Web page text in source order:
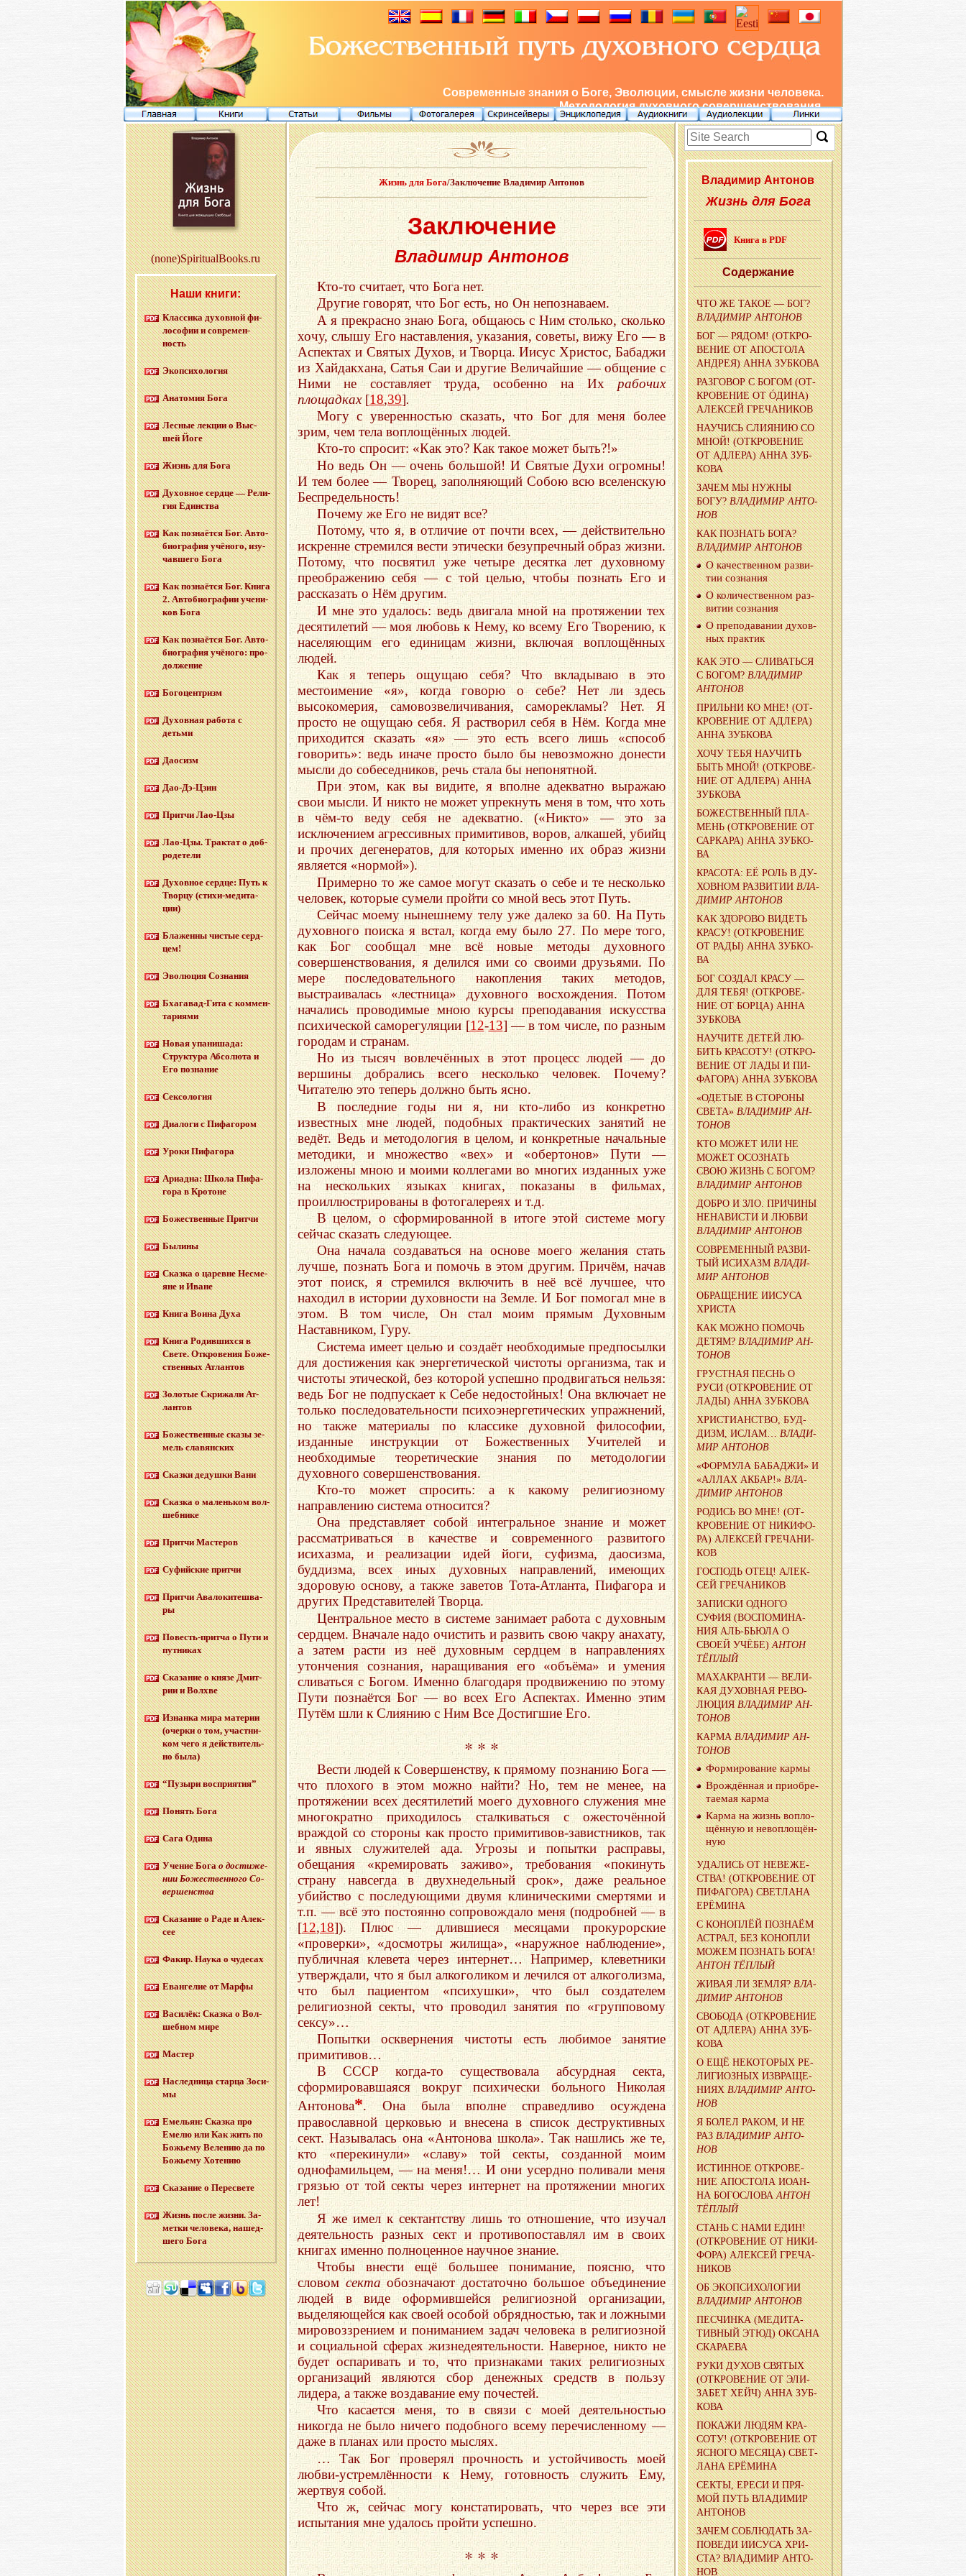
Современные знания о Боге, Эволюции, смысле жизни человека.
Методология духовного совершенствования.
Жизнь для Бога/Заключение Владимир Антонов
Заключение
Владимир Антонов
Кто-то считает, что Бога нет.
Другие говорят, что Бог есть, но Он непознаваем.
А я прекрасно знаю Бога, общаюсь с Ним столько, сколько
хочу, слышу Его наставления, указания, советы, вижу Его — в
Аспектах и Святых Духов, и Творца. Иисус Христос, Бабаджи
из Хайдакхана, Сатья Саи и другие Величайшие — общение с
Ними не составляет труда, особенно на Ихрабочих
площадках[18,39].
Могу с уверенностью сказать, что Бог для меня более
зрим, чем тела воплощённых людей.
Кто-то спросит: «Как это? Как такое может быть?!»
Но ведь Он — очень большой! И Святые Духи огромны!
И тем более — Творец, заполняющий Собою всю вселенскую
Беспредельность!
Почему же Его не видят все?
Потому, что я, в отличие от почти всех, — действительно
искренне стремился вести этически безупречный образ жизни.
Потому, что посвятил уже четыре десятка лет духовному
преображению себя — с той целью, чтобы познать Его и
рассказать о Нём другим.
И мне это удалось: ведь двигала мной на протяжении тех
десятилетий — моя любовь к Нему, ко всему Его Творению, к
населяющим его единицам жизни, включая воплощённых
людей.
Как я теперь ощущаю себя? Что вкладываю в это
местоимение «я», когда говорю о себе? Нет ли здесь
высокомерия, самовозвеличивания, саморекламы? Нет. Я
просто не ощущаю себя. Я растворил себя в Нём. Когда мне
приходится сказать «я» — это есть всего лишь «способ
говорить»: ведь иначе просто было бы невозможно донести
мысли до собеседников, речь стала бы непонятной.
При этом, как вы видите, я вполне адекватно выражаю
свои мысли. И никто не может упрекнуть меня в том, что хоть
в чём-то веду себя не адекватно. («Никто» — это за
исключением агрессивных примитивов, воров, алкашей, убийц
и прочих дегенератов, для которых именно их образ жизни
является «нормой»).
Примерно то же самое могут сказать о себе и те несколько
человек, которые сумели пройти со мной весь этот Путь.
Сейчас моему нынешнему телу уже далеко за 60. На Путь
духовного поиска я встал, когда ему было 27. По мере того,
как Бог сообщал мне всё новые методы духовного
совершенствования, я делился ими со своими друзьями. По
мере последовательного накопления таких методов,
выстраивалась «лестница» духовного восхождения. Потом
начались проводимые мною курсы преподавания искусства
психической саморегуляции [12-13] — в том числе, по разным
городам и странам.
Но из тысяч вовлечённых в этот процесс людей — до
вершины добрались всего несколько человек. Почему?
Читателю это теперь должно быть ясно.
В последние годы ни я, ни кто-либо из конкретно
известных мне людей, подобных практических занятий не
ведёт. Ведь и методология в целом, и конкретные начальные
методики, и множество «вех» и «обертонов» Пути —
изложены мною и моими коллегами во многих изданных уже
на нескольких языках книгах, показаны в фильмах,
проиллюстрированы в фотогалереях и т.д.
В целом, о сформированной в итоге этой системе могу
сейчас сказать следующее.
Она начала создаваться на основе моего желания стать
лучше, познать Бога и помочь в этом другим. Причём, начав
этот поиск, я стремился включить в неё всё лучшее, что
находил в истории духовности на Земле. И Бог помогал мне в
этом. В том числе, Он стал моим прямым Духовным
Наставником, Гуру.
Система имеет целью и создаёт необходимые предпосылки
для достижения как энергетической чистоты организма, так и
чистоты этической, без которой успешно продвигаться нельзя:
ведь Бог не подпускает к Себе недостойных! Она включает не
только последовательности психоэнергетических упражнений,
но также материалы по классике духовной философии,
изданные инструкции от Божественных Учителей и
необходимые теоретические знания по методологии
духовного совершенствования.
Кто-то может спросить: а к какому религиозному
направлению система относится?
Она представляет собой интегральное знание и может
рассматриваться в качестве и современного развитого
исихазма, и реализации идей йоги, суфизма, даосизма,
буддизма, всех иных духовных направлений, имеющих
здоровую основу, а также заветов Тота-Атланта, Пифагора и
других Представителей Творца.
Центральное место в системе занимает работа с духовным
сердцем. Вначале надо очистить и развить свою чакру анахату,
а затем расти из неё духовным сердцем в направлениях
утончения сознания, наращивания его «объёма» и умения
сливаться с Богом. Именно благодаря продвижению по этому
Пути познаётся Бог — во всех Его Аспектах. Именно этим
Путём шли к Слиянию с Ним Все Достигшие Его.
* * *
Вести людей к Совершенству, к прямому познанию Бога —
что плохого в этом можно найти? Но, тем не менее, на
протяжении всех десятилетий моего духовного служения мне
многократно приходилось сталкиваться с ожесточённой
враждой со стороны как просто примитивов-завистников, так
и явных служителей ада. Угрозы и попытки расправы,
обещания «кремировать заживо», требования «покинуть
страну навсегда в двухнедельный срок», даже реальное
убийство с последующими двумя клиническими смертями и
т.п. — всё это постоянно сопровождало меня (подробней — в
[12,18]). Плюс — длившиеся месяцами прокурорские
«проверки», «досмотры жилища», «наружное наблюдение»,
публичная клевета через интернет… Например, клеветники
утверждали, что я был алкоголиком и лечился от алкоголизма,
что был пациентом «психушки», что был создателем
религиозной секты, что проводил занятия по «групповому
сексу»…
Попытки осквернения чистоты есть любимое занятие
примитивов…
В СССР когда-то существовала абсурдная секта,
сформировавшаяся вокруг психически больного Николая
Антонова*. Она была вполне справедливо осуждена
православной церковью и внесена в список деструктивных
сект. Называлась она «Антонова школа». Так нашлись же те,
кто «перекинули» «славу» той секты, созданной моим
однофамильцем, — на меня!… И они усердно поливали меня
грязью от той секты через интернет на протяжении многих
лет!
Я же имел к сектантству лишь то отношение, что изучал
деятельность разных сект и противопоставлял им в своих
книгах именно полноценное научное знание.
Чтобы внести ещё большее понимание, поясню, что
словомсектаобозначают достаточно большое объединение
людей в виде оформившейся религиозной организации,
выделяющейся как своей особой обрядностью, так и ложными
мировоззрением и пониманием задач человека в религиозной
и социальной сферах жизнедеятельности. Наверное, никто не
будет оспаривать и то, что признаками таких религиозных
организаций являются сбор денежных средств в пользу
лидера, а также воздавание ему почестей.
Что касается меня, то в связи с моей деятельностью
никогда не было ничего подобного всему перечисленному —
даже в планах или просто мыслях.
… Так Бог проверял прочность и устойчивость моей
любви-устремлённости к Нему, готовность служить Ему,
жертвуя собой.
Что ж, сейчас могу констатировать, что через все эти
испытания мне удалось пройти успешно.
* * *
Вла­ди­мир Ан­то­нов
Жизнь для Бога
Книга в PDF
Со­дер­жа­ние
ЧТО ЖЕ ТАКОЕ — БОГ?
ВЛА­ДИ­МИР АН­ТО­НОВ
БОГ — РЯДОМ! (ОТ­КРО­
ВЕ­НИЕ ОТ АПО­СТО­ЛА
АН­ДРЕЯ) АННА ЗУБ­КО­ВА
РАЗ­ГО­ВОР С БОГОМ (ОТ­
КРО­ВЕ­НИЕ ОТ ÓДИНА)
АЛЕК­СЕЙ ГРЕ­ЧА­НИ­КОВ
НА­УЧИСЬ СЛИ­Я­НИЮ СО
МНОЙ! (ОТ­КРО­ВЕ­НИЕ
ОТ АД­ЛЕ­РА) АННА ЗУБ­
КО­ВА
ЗАЧЕМ МЫ НУЖНЫ
БОГУ?ВЛА­ДИ­МИР АН­ТО­
НОВ
КАК ПО­ЗНАТЬ БОГА?
ВЛА­ДИ­МИР АН­ТО­НОВ
О ка­че­ствен­ном раз­ви­
тии со­зна­ния
О ко­ли­че­ствен­ном раз­
ви­тии со­зна­ния
О пре­по­да­ва­нии ду­хов­
ных прак­тик
КАК ЭТО — СЛИ­ВАТЬ­СЯ
С БОГОМ?ВЛА­ДИ­МИР
АН­ТО­НОВ
ПРИ­ЛЬНИ КО МНЕ! (ОТ­
КРО­ВЕ­НИЕ ОТ АД­ЛЕ­РА)
АННА ЗУБ­КО­ВА
ХОЧУ ТЕБЯ НА­УЧИТЬ
БЫТЬ МНОЙ! (ОТ­КРО­ВЕ­
НИЕ ОТ АД­ЛЕ­РА) АННА
ЗУБ­КО­ВА
БО­ЖЕ­СТВЕН­НЫЙ ПЛА­
МЕНЬ (ОТ­КРО­ВЕ­НИЕ ОТ
САР­КА­РА) АННА ЗУБ­КО­
ВА
КРА­СО­ТА: ЕЁ РОЛЬ В ДУ­
ХОВ­НОМ РАЗ­ВИ­ТИИВЛА­
ДИ­МИР АН­ТО­НОВ
КАК ЗДΌРОВО ВИ­ДЕТЬ
КРАСУ! (ОТ­КРО­ВЕ­НИЕ
ОТ РАДЫ) АННА ЗУБ­КО­
ВА
БОГ СО­ЗДАЛ КРАСУ —
ДЛЯ ТЕБЯ! (ОТ­КРО­ВЕ­
НИЕ ОТ БОРЦА) АННА
ЗУБ­КО­ВА
НА­УЧИ­ТЕ ДЕТЕЙ ЛЮ­
БИТЬ КРА­СО­ТУ! (ОТ­КРО­
ВЕ­НИЕ ОТ ЛАДЫ И ПИ­
ФА­ГО­РА) АННА ЗУБ­КО­ВА
«ОДЕ­ТЫЕ В СТО­РО­НЫ
СВЕТА»ВЛА­ДИ­МИР АН­
ТО­НОВ
КТО МОЖЕТ ИЛИ НЕ
МОЖЕТ ОСО­ЗНАТЬ
СВОЮ ЖИЗНЬ С БОГОМ?
ВЛА­ДИ­МИР АН­ТО­НОВ
ДОБРО И ЗЛО. ПРИ­ЧИ­НЫ
НЕНА­ВИ­СТИ И ЛЮБВИ
ВЛА­ДИ­МИР АН­ТО­НОВ
СО­ВРЕ­МЕН­НЫЙ РАЗ­ВИ­
ТЫЙ ИС­И­ХАЗМВЛА­ДИ­
МИР АН­ТО­НОВ
ОБ­РА­ЩЕ­НИЕ ИИСУ­СА
ХРИ­СТА
КАК МОЖНО ПО­МОЧЬ
ДЕТЯМ?ВЛА­ДИ­МИР АН­
ТО­НОВ
ГРУСТ­НАЯ ПЕСНЬ О
РУСИ (ОТ­КРО­ВЕ­НИЕ ОТ
ЛАДЫ) АННА ЗУБ­КО­ВА
ХРИ­СТИ­АН­СТВО, БУД­
ДИЗМ, ИСЛАМ…ВЛА­ДИ­
МИР АН­ТО­НОВ
«ФОР­МУ­ЛА БА­БА­ДЖИ» И
«АЛЛАХ АКБАР!»ВЛА­
ДИ­МИР АН­ТО­НОВ
РО­ДИСЬ ВО МНЕ! (ОТ­
КРО­ВЕ­НИЕ ОТ НИ­КИ­ФО­
РА) АЛЕК­СЕЙ ГРЕ­ЧА­НИ­
КОВ
ГОС­ПОДЬ ОТЕЦ! АЛЕК­
СЕЙ ГРЕ­ЧА­НИ­КОВ
ЗА­ПИС­КИ ОД­НО­ГО
СУФИЯ (ВОС­ПО­МИ­НА­
НИЯ АЛЬ-БЬЮ­ЛА О
СВОЕЙ УЧЁБЕ)АНТОН
ТЁП­ЛЫЙ
МАХА­КРАН­ТИ — ВЕ­ЛИ­
КАЯ ДУ­ХОВ­НАЯ РЕ­ВО­
ЛЮ­ЦИЯВЛА­ДИ­МИР АН­
ТО­НОВ
КАРМАВЛА­ДИ­МИР АН­
ТО­НОВ
Фор­ми­ро­ва­ние кармы
Врож­дён­ная и при­об­ре­
та­е­мая карма
Карма на жизнь во­пло­
щён­ную и нево­пло­щён­
ную
УДА­ЛИСЬ ОТ НЕВЕ­ЖЕ­
СТВА! (ОТ­КРО­ВЕ­НИЕ ОТ
ПИ­ФА­ГО­РА) СВЕТ­ЛА­НА
ЕРЁ­МИ­НА
С КО­НОП­ЛЁЙ ПО­ЗНА­ЁМ
АСТ­РАЛ, БЕЗ КО­НОП­ЛИ
МОЖЕМ ПО­ЗНАТЬ БОГА!
АНТОН ТЁП­ЛЫЙ
ЖИВАЯ ЛИ ЗЕМЛЯ?ВЛА­
ДИ­МИР АН­ТО­НОВ
СВО­БО­ДА (ОТ­КРО­ВЕ­НИЕ
ОТ АД­ЛЕ­РА) АННА ЗУБ­
КО­ВА
О ЕЩЁ НЕКО­ТО­РЫХ РЕ­
ЛИ­ГИ­ОЗ­НЫХ ИЗ­ВРА­ЩЕ­
НИ­ЯХВЛА­ДИ­МИР АН­ТО­
НОВ
Я БОЛЕЛ РАКОМ, И НЕ
РАЗВЛА­ДИ­МИР АН­ТО­
НОВ
ИС­ТИН­НОЕ ОТ­КРО­ВЕ­
НИЕ АПО­СТО­ЛА ИОАН­
НА БО­ГО­СЛО­ВААНТОН
ТЁП­ЛЫЙ
СТАНЬ С НАМИ ЕДИН!
(ОТ­КРО­ВЕ­НИЕ ОТ НИ­КИ­
ФО­РА) АЛЕК­СЕЙ ГРЕ­ЧА­
НИ­КОВ
ОБ ЭКО­ПСИ­ХО­ЛО­ГИИ
ВЛА­ДИ­МИР АН­ТО­НОВ
ПЕС­ЧИН­КА (МЕ­ДИ­ТА­
ТИВ­НЫЙ ЭТЮД) ОК­СА­НА
СКА­РА­Е­ВА
РУКИ ДУХОВ СВЯ­ТЫХ
(ОТ­КРО­ВЕ­НИЕ ОТ ЭЛИ­
ЗА­БЕТ ХЕЙЧ) АННА ЗУБ­
КО­ВА
ПО­КА­ЖИ ЛЮДЯМ КРА­
СО­ТУ! (ОТ­КРО­ВЕ­НИЕ ОТ
ЯС­НО­ГО МЕ­СЯ­ЦА) СВЕТ­
ЛА­НА ЕРЁ­МИ­НА
СЕКТЫ, ЕРЕСИ И ПРЯ­
МОЙ ПУТЬ ВЛА­ДИ­МИР
АН­ТО­НОВ
ЗАЧЕМ СО­БЛЮ­ДАТЬ ЗА­
ПО­ВЕ­ДИ ИИСУ­СА ХРИ­
СТА? ВЛА­ДИ­МИР АН­ТО­
НОВ
(none)SpiritualBooks.ru
Наши книги:
Клас­си­ка ду­хов­ной фи­
ло­со­фии и со­вре­мен­
ность
Эко­пси­хо­ло­гия
Ана­то­мия Бога
Лес­ные лек­ции о Выс­
шей Йоге
Жизнь для Бога
Ду­хов­ное серд­це — Ре­ли­
гия Един­ства
Как по­зна­ёт­ся Бог. Ав­то­
био­гра­фия учё­но­го, изу­
чав­ше­го Бога
Как по­зна­ёт­ся Бог. Книга
2. Ав­то­био­гра­фии уче­ни­
ков Бога
Как по­зна­ёт­ся Бог. Ав­то­
био­гра­фия учё­но­го: про­
дол­же­ние
Бо­го­цен­тризм
Ду­хов­ная ра­бо­та с
детьми
Дао­сизм
Дао-Дэ-Цзин
Прит­чи Лао-Цзы
Лао-Цзы. Трак­тат о доб­
ро­де­те­ли
Ду­хов­ное серд­це: Путь к
Твор­цу (сти­хи-ме­ди­та­
ции)
Бла­жен­ны чи­стые серд­
цем!
Эво­лю­ция Со­зна­ния
Бха­га­вад-Ги­та с ком­мен­
та­ри­я­ми
Новая упа­ни­ша­да:
Струк­ту­ра Аб­со­лю­та и
Его по­зна­ние
Сек­со­ло­гия
Диа­ло­ги с Пи­фа­го­ром
Уроки Пи­фа­го­ра
Ари­ад­на: Школа Пи­фа­
го­ра в Кро­тоне
Бо­же­ствен­ные Прит­чи
Бы­ли­ны
Сказ­ка о ца­ревне Несме­
яне и Иване
Книга Воина Духа
Книга Ро­див­ших­ся в
Свете. От­кро­ве­ния Бо­же­
ствен­ных Ат­лан­тов
Зо­ло­тые Cкри­жа­ли Ат­
лан­тов
Бо­же­ствен­ные сказы зе­
мель сла­вян­ских
Сказ­ки де­душ­ки Вани
Сказ­ка о ма­лень­ком вол­
шеб­ни­ке
Прит­чи Ма­сте­ров
Су­фий­ские прит­чи
Прит­чи Ава­ло­ки­те­шва­
ры
По­весть-прит­ча о Пути и
пут­ни­ках
Ска­за­ние о князе Дмит­
рии и Волх­ве
Из­нан­ка мира ма­те­рии
(очер­ки о том, участ­ни­
ком чего я дей­стви­тель­
но была)
“Пу­зы­ри вос­при­я­тия”
По­нять Бога
Сага Одина
Уче­ние Богао до­сти­же­
нии Бо­же­ствен­но­го Со­
вер­шен­ства
Ска­за­ние о Раде и Алек­
сее
Факир. Наука о чу­де­сах
Еван­ге­лие от Марфы
Ва­си­лёк: Сказ­ка о Вол­
шеб­ном мире
Ма­стер
На­след­ни­ца стар­ца Зо­си­
мы
Еме­льян: Сказ­ка про
Емелю или Как жить по
Бо­жье­му Ве­ле­нию да по
Бо­жье­му Хо­те­нию
Ска­за­ние о Пе­ре­све­те
Жизнь после жизни. За­
мет­ки че­ло­ве­ка, на­шед­
ше­го Бога